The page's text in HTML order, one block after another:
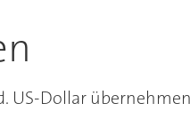
Dollar